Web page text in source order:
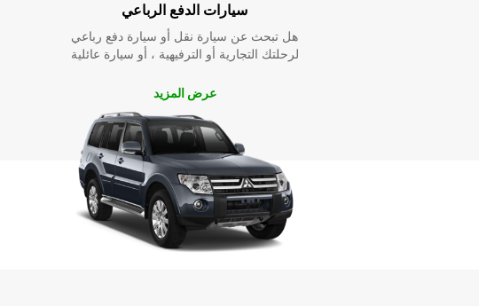
سيارات الدفع الرباعي
هل تبحث عن سيارة نقل أو سيارة دفع رباعي
لرحلتك التجارية أو الترفيهية ، أو سيارة عائلية
عرض المزيد